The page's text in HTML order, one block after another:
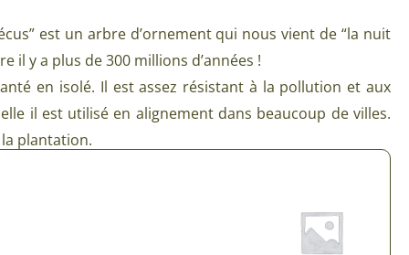
semences BIO
en mélange
pour gazon & prairie
& Plantes utiles
Plantes pour salle de bain
Plantes de bureau
Plantes d’intérieur dépolluantes
Plantes d’intérieur colorées
est un arbre d’ornement qui nous vient de “la nuit
il y a plus de 300 millions d’années !
en isolé. Il est assez résistant à la pollution et aux
il est utilisé en alignement dans beaucoup de villes.
plantation.